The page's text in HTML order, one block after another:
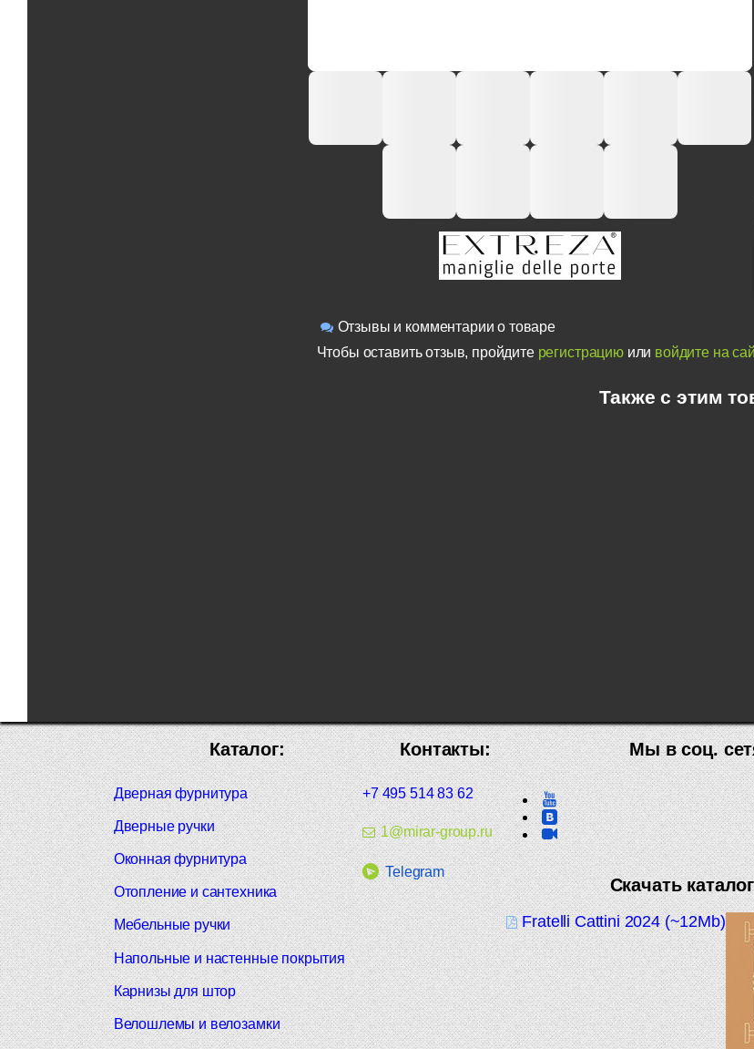
Отзывы и комментарии о товаре
Чтобы оставить отзыв, пройдите регистрациюили войдите на
Также с этим
Мы в соц.
Скачать
Fratelli Cattini 2024 (~12Mb)
Контакты:
+7 495 514 83 62
1@mirar-group.ru
Telegram
Каталог:
Дверная фурнитура
Дверные ручки
Оконная фурнитура
Отопление и сантехника
Мебельные ручки
Напольные и настенные покрытия
Карнизы для штор
Велошлемы и велозамки